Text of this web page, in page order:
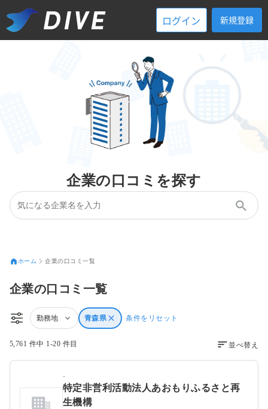
ログイン 新規登録
企業の口コミを探す
ホーム 企業の口コミ一覧
企業の口コミ一覧
勤務地 青森県 条件をリセット
5,761 件中 1-20 件目 並べ替え
-
特定非営利活動法人あおもりふるさと再
生機構